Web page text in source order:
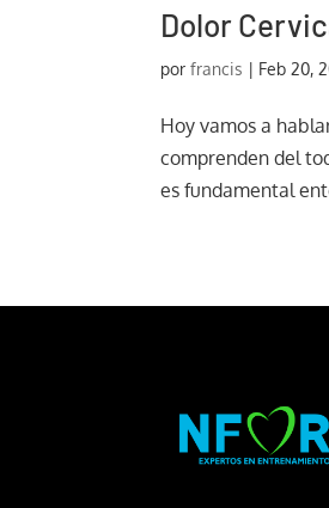
Dolor
porfrancis | Feb 20,
Hoy vamos a
comprenden del
es fundamental